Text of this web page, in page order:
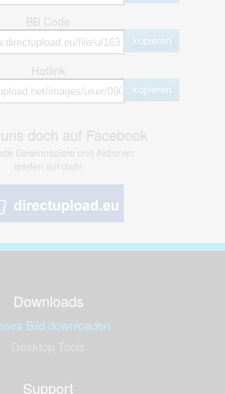
BB Code
kopieren
Hotlink
kopieren
doch auf Facebook
Gewinnspiele und Aktionen
warten auf dich!
Downloads
Bild downloaden
Support